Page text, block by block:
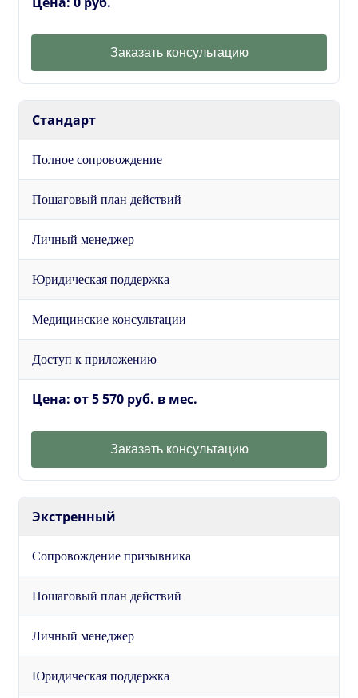
Заказать консультацию
Стандарт
Полное сопровождение
Пошаговый план действий
Личный менеджер
Юридическая поддержка
Медицинские консультации
Доступ к приложению
Цена: от 5 570 руб. в мес.
Заказать консультацию
Экстренный
Сопровождение призывника
Пошаговый план действий
Личный менеджер
Юридическая поддержка